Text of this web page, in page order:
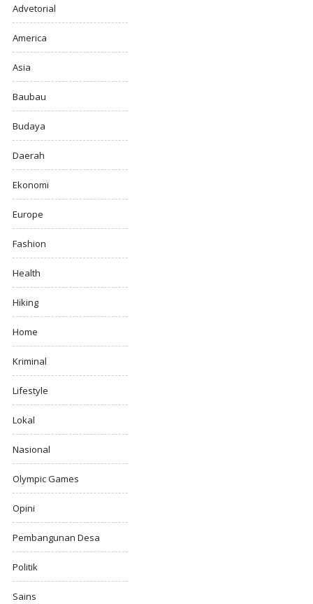
Advetorial
America
Asia
Baubau
Budaya
Daerah
Ekonomi
Europe
Fashion
Health
Hiking
Home
Kriminal
Lifestyle
Lokal
Nasional
Olympic Games
Opini
Pembangunan Desa
Politik
Sains